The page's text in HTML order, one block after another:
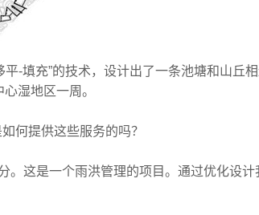
-填充”的技术，设计出了一条池塘和山丘
湿地区一周。
何提供这些服务的吗？
这是一个雨洪管理的项目。通过优化设计